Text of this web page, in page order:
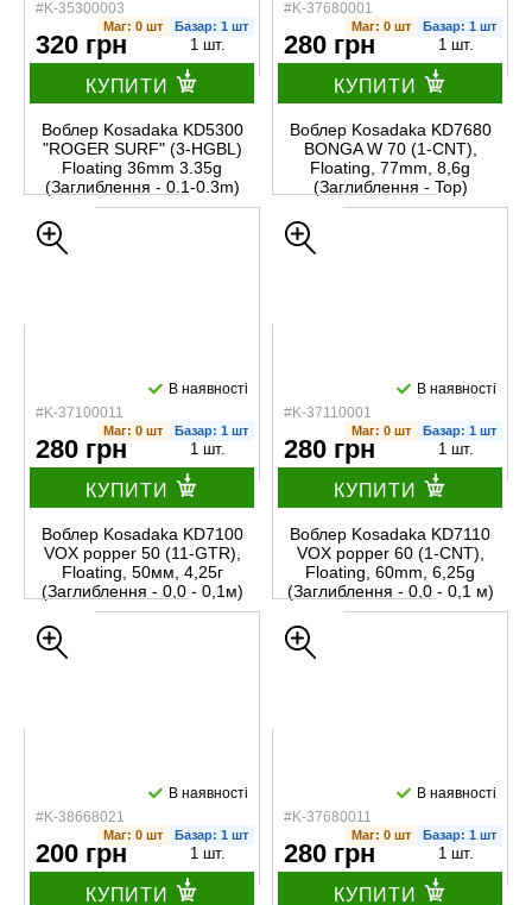
#K-35300003
Маг: 0 шт Базар: 1 шт
320 грн 1 шт.
КУПИТИ
Воблер Kosadaka KD5300
"ROGER SURF" (3-HGBL)
Floating 36mm 3.35g
(Заглиблення - 0.1-0.3m)
#K-37680001
Маг: 0 шт Базар: 1 шт
280 грн 1 шт.
КУПИТИ
Воблер Kosadaka KD7680
BONGA W 70 (1-CNT),
Floating, 77mm, 8,6g
(Заглиблення - Top)
#K-37100011
В наявності
Маг: 0 шт Базар: 1 шт
280 грн 1 шт.
КУПИТИ
Воблер Kosadaka KD7100
VOX popper 50 (11-GTR),
Floating, 50мм, 4,25г
(Заглиблення - 0,0 - 0,1м)
#K-37110001
В наявності
Маг: 0 шт Базар: 1 шт
280 грн 1 шт.
КУПИТИ
Воблер Kosadaka KD7110
VOX popper 60 (1-CNT),
Floating, 60mm, 6,25g
(Заглиблення - 0,0 - 0,1 м)
#K-38668021
В наявності
Маг: 0 шт Базар: 1 шт
200 грн 1 шт.
КУПИТИ
#K-37680011
В наявності
Маг: 0 шт Базар: 1 шт
280 грн 1 шт.
КУПИТИ